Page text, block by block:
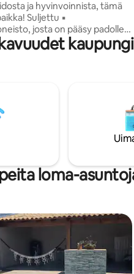
ja hyvinvoinnista, tämä
Suljettu ▪️
josta on pääsy padolle;
perheille ja ryhmille Vapaa-
lapsille, leikkikenttä,
+ 1 makuuhuone, jossa on
kerrossänky ▪️ Nurmikko,
Valmis ▪️ keittiö; ▪️
loma-